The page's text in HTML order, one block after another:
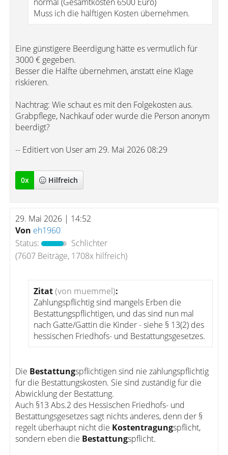
Muss ich die hälftigen Kosten übernehmen.
Eine günstigere Beerdigung hätte es vermutlich für
3000 € gegeben.
Besser die Hälfte übernehmen, anstatt eine Klage
riskieren.
Nachtrag: Wie schaut es mit den Folgekosten aus.
Grabpflege, Nachkauf oder wurde die Person anonym
beerdigt?
-- Editiert von User am 29. Mai 2026 08:29
0x Hilfreich
29. Mai 2026 | 14:52
Von eh1960
Status:
Schlichter
(7607 Beiträge, 1708x hilfreich)
Zitat(von muemmel):
Zahlungspflichtig sind mangels Erben die
Bestattungspflichtigen, und das sind nun mal
nach Gatte/Gattin die Kinder - siehe § 13(2) des
hessischen Friedhofs- und Bestattungsgesetzes.
Die Bestattungspflichtigen sind nie zahlungspflichtig
für die Bestattungskosten. Sie sind zuständig für die
Abwicklung der Bestattung.
Auch §13 Abs.2 des Hessischen Friedhofs- und
Bestattungsgesetzes sagt nichts anderes, denn der §
regelt überhaupt nicht die Kostentragungspflicht,
sondern eben die Bestattungspflicht.